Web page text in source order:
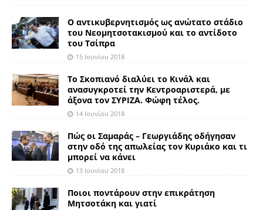
Ο αντικυβερνητισμός ως ανώτατο στάδιο
του Νεομητσοτακισμού και το αντίδοτο
του Τσίπρα
15 Ιουνίου 2018
Το Σκοπιανό διαλύει το Κινάλ και
ανασυγκροτεί την Κεντροαριστερά, με
άξονα τον ΣΥΡΙΖΑ. Φώφη τέλος.
14 Ιουνίου 2018
Πώς οι Σαμαράς – Γεωργιάδης οδήγησαν
στην οδό της απωλείας τον Κυριάκο και τι
μπορεί να κάνει
13 Ιουνίου 2018
Ποιοι ποντάρουν στην επικράτηση
Μητσοτάκη και γιατί